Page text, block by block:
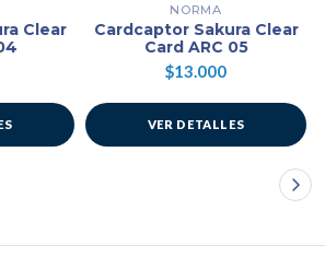
Clear
NORMA
Cardcaptor Sakura Clear
Card ARC 05
$13.000
VER DETALLES